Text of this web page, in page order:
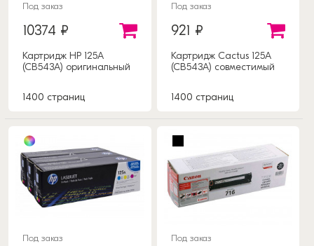
Под заказ
10374 ₽
Картридж HP 125A
(CB543A) оригинальный
1400 страниц
Под заказ
921 ₽
Картридж Cactus 125A
(CB543A) совместимый
1400 страниц
Под заказ Под заказ